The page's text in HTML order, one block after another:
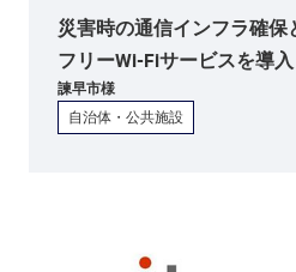
災害時の通信インフラ確
フリーWi-Fiサービスを導入
諫早市様
自治体・公共施設